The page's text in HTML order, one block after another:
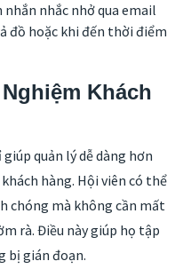
nhắn nhắc nhở qua email
đồ hoặc khi đến thời điểm
Khách
quản lý dễ dàng hơn
hàng. Hội viên có thể
chóng mà không cần mất
rà. Điều này giúp họ tập
bị gián đoạn.